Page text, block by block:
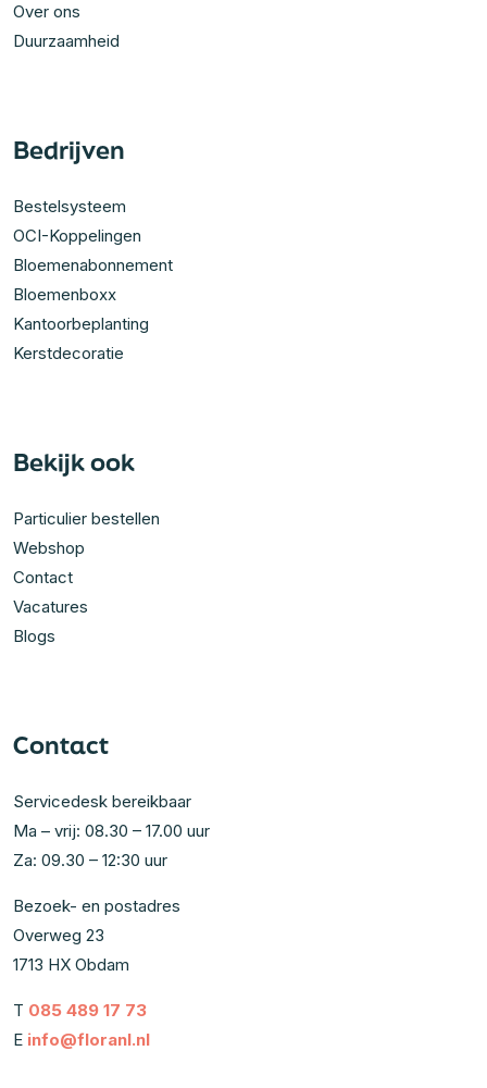
Over ons
Duurzaamheid
Bedrijven
Bestelsysteem
OCI-Koppelingen
Bloemenabonnement
Bloemenboxx
Kantoorbeplanting
Kerstdecoratie
Bekijk ook
Particulier bestellen
Webshop
Contact
Vacatures
Blogs
Contact
Servicedesk bereikbaar
Ma – vrij: 08.30 – 17.00 uur
Za: 09.30 – 12:30 uur
Bezoek- en postadres
Overweg 23
1713 HX Obdam
T 085 489 17 73
E info@floranl.nl